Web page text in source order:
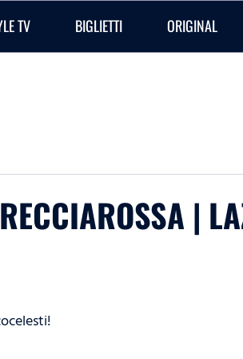
TV BIGLIETTI ORIGINAL
|